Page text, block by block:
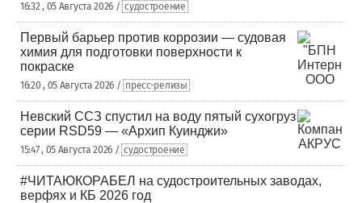
16:32 , 05 Августа 2026 / судостроение
Первый барьер против коррозии — судовая
химия для подготовки поверхности к
покраске
16:20 , 05 Августа 2026 / пресс-релизы
Невский ССЗ спустил на воду пятый сухогруз
серии RSD59 — «Архип Куинджи»
15:47 , 05 Августа 2026 / судостроение
#ЧИТАЮКОРАБЕЛ на судостроительных заводах,
верфях и КБ 2026 год